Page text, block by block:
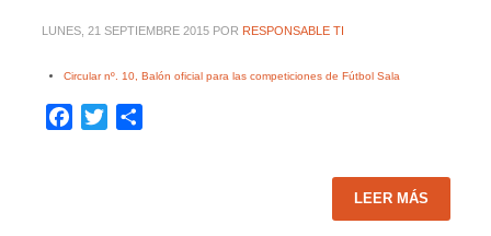
LUNES, 21 SEPTIEMBRE 2015 POR RESPONSABLE TI
Circular nº. 10, Balón oficial para las competiciones de Fútbol Sala
Facebook
Twitter
LEER MÁS